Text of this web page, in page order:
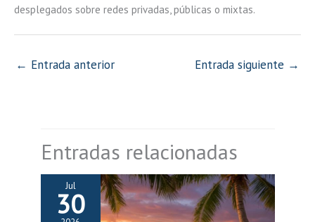
desplegados sobre redes privadas, públicas o mixtas.
← Entrada anterior Entrada siguiente →
Entradas relacionadas
Jul
30